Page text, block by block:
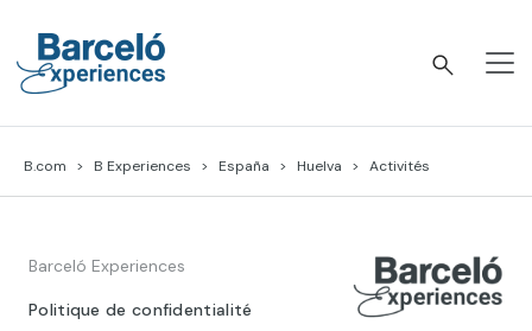
content
B.com B Experiences España Huelva Activités
Barceló Experiences
Politique de confidentialité